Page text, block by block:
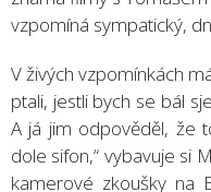
vzpomíná sympatický,
V živých vzpomínkách
ptali, jestli bych se bál
A já jim odpověděl, že
dole sifon,“ vybavuje si
kamerové zkoušky na